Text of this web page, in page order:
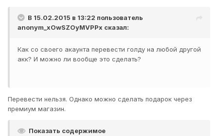
В 15.02.2015 в 13:22 пользователь
anonym_xOwSZOyMVPPx сказал:
Как со своего акаунта перевести голду на любой другой
акк? И можно ли вообще это сделать?
Перевести нельзя. Однако можно сделать подарок через
премиум магазин.
Показать содержимое